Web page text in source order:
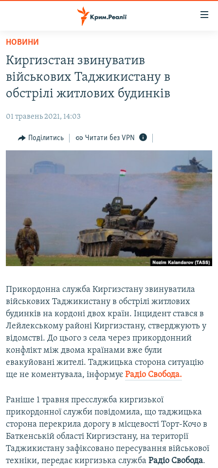
Перейти
основного
матеріалу
Перейти
до
основної
навігації
Перейти
до
ВОДА.КРИМ
ВІДЕО ТА ФОТО
БЛОГИ
ПОГЛЯД
ВСЕ ЗА ДЕНЬ
ВІДЕОУРОКИ «ELIFBE»
СВІДЧЕННЯ ОКУПАЦІЇ
УКРАЇНСЬКА ПРОБЛЕМА КРИМУ
ЯК ОБІЙТИ БЛОКУВАННЯ
Русский
Qırımtatar
Усі сайти RFE/RL
НОВИНИ
Киргизстан звинуватив
військових Таджикистану в
обстрілі житлових будинків
01 травень 2021, 14:03
Поділитись Читати без VPN
Прикордонна служба Киргизстану звинуватила
військових Таджикистану в обстрілі житлових
будинків на кордоні двох країн. Інцидент стався в
Лейлекському районі Киргизстану, стверджують у
відомстві. До цього з села через прикордонний
конфлікт між двома країнами вже були
евакуйовані жителі. Таджицька сторона ситуацію
ще не коментувала, інформує Радіо Свобода.
Раніше 1 травня пресслужба киргизької
прикордонної служби повідомила, що таджицька
сторона перекрила дорогу в місцевості Торт-Кочо в
Баткенській області Киргизстану, на території
Таджикистану зафіксовано пересування військової
техніки, передає киргизька служба Радіо Свобода.